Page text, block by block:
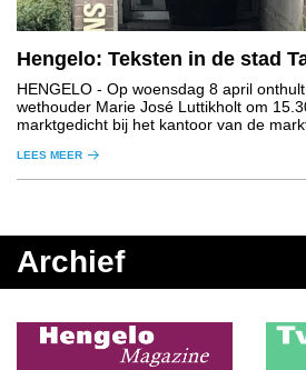
Hengelo: Teksten in de stad
HENGELO - Op woensdag 8 april
wethouder Marie José Luttikholt om
marktgedicht bij het kantoor van de
LEES MEER
Archief